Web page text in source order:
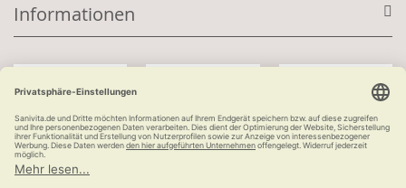
Informationen
Kauf auf Rechnung